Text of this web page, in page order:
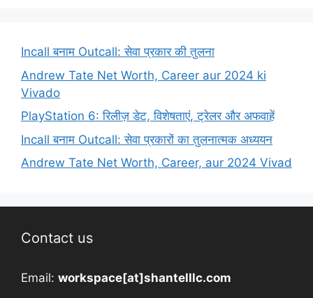
Incall बनाम Outcall: सेवा प्रकार की तुलना
Andrew Tate Net Worth, Career aur 2024 ki
Vivado
PlayStation 6: रिलीज़ डेट, विशेषताएं, ट्रेलर और अफवाहें
Incall बनाम Outcall: सेवा प्रकारों का तुलनात्मक अध्ययन
Andrew Tate Net Worth, Career, aur 2024 Vivad
Contact us
Email: workspace[at]shantelllc.com